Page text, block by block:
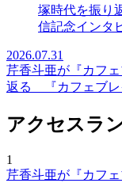
2026.07.31
芹香斗亜が『カフ
返る 『カフェブレ
アクセスラ
1
芹香斗亜が『カフ